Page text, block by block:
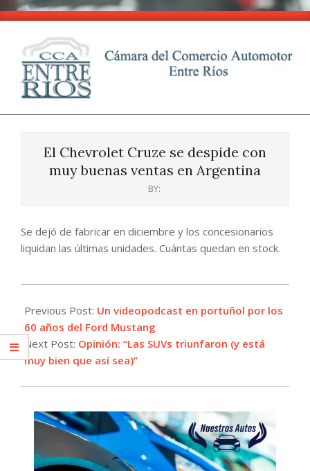
Skip
content
CCA
EntreEl Chevrolet Cruze se despide con
muy buenas ventas en Argentina
BY:
Se dejó de fabricar en diciembre y los concesionarios
liquidan las últimas unidades. Cuántas quedan en stock.
06-
03
Previous Post: Un videopodcast en portuñol por los
60 años del Ford Mustang
Next Post: Opinión: “Las SUVs triunfaron (y está
muy bien que así sea)”